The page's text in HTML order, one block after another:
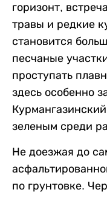
горизонт,
травы и редкие
становится
песчаные
проступать
здесь особенно
зеленым среди
Не доезжая до
по грунтовке.